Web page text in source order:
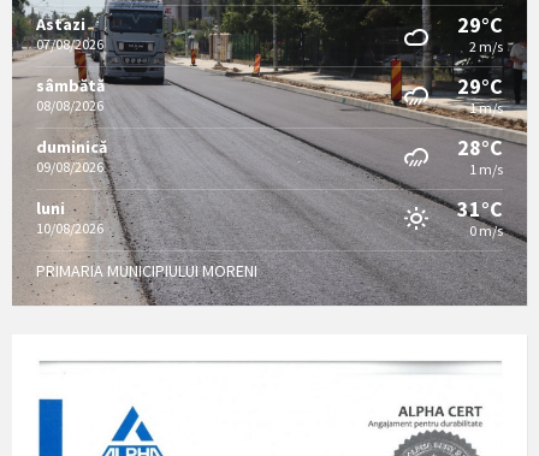
Astazi
07/08/2026
29°C
2 m/s
sâmbătă
08/08/2026
29°C
1 m/s
duminică
09/08/2026
28°C
1 m/s
luni
10/08/2026
31°C
0 m/s
PRIMARIA MUNICIPIULUI MORENI